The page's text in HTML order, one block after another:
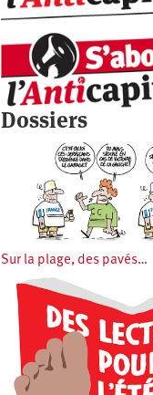
Dossiers
Sur la plage, des pavés…